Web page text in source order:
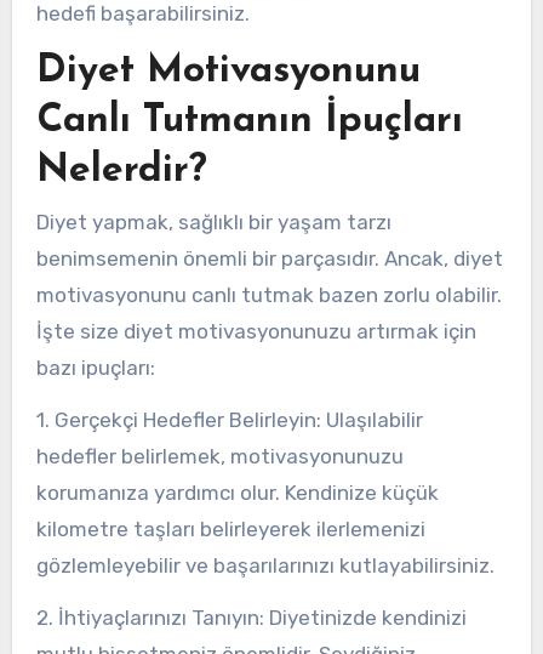
hedefi başarabilirsiniz.
Diyet Motivasyonunu
Canlı Tutmanın İpuçları
Nelerdir?
Diyet yapmak, sağlıklı bir yaşam tarzı
benimsemenin önemli bir parçasıdır. Ancak, diyet
motivasyonunu canlı tutmak bazen zorlu olabilir.
İşte size diyet motivasyonunuzu artırmak için
bazı ipuçları:
1. Gerçekçi Hedefler Belirleyin: Ulaşılabilir
hedefler belirlemek, motivasyonunuzu
korumanıza yardımcı olur. Kendinize küçük
kilometre taşları belirleyerek ilerlemenizi
gözlemleyebilir ve başarılarınızı kutlayabilirsiniz.
2. İhtiyaçlarınızı Tanıyın: Diyetinizde kendinizi